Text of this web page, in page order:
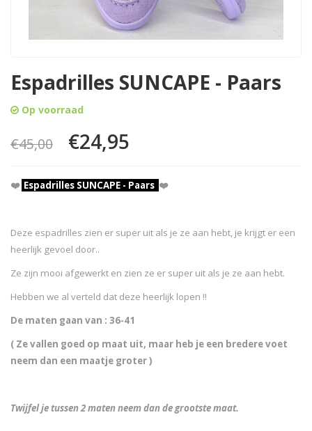
Espadrilles SUNCAPE - Paars
Op voorraad
€45,00 €24,95
❤️ Espadrilles SUNCAPE - Paars ❤️
Deze espadrilles zien er super uit als je ze aan hebt, je krijgt er een
heerlijk gevoel door..
Ze zijn mooi afgewerkt en zien ze er super uit als je ze aan hebt.
Hebben we al verteld dat deze heerlijk lopen !!
De maten gaan van : 36-41
( Ze vallen goed op maat uit, maar heb je een bredere voet
neem dan een maatje groter )
Twijfel je tussen 2 maten neem dan de grootste maat.